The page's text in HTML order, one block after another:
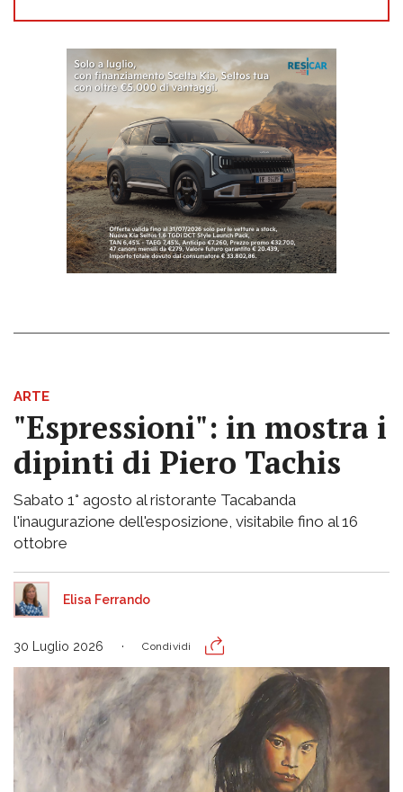
ARTE
"Espressioni": in mostra i
dipinti di Piero Tachis
Sabato 1° agosto al ristorante Tacabanda
l'inaugurazione dell'esposizione, visitabile fino al 16
ottobre
Elisa Ferrando
30 Luglio 2026 Condividi